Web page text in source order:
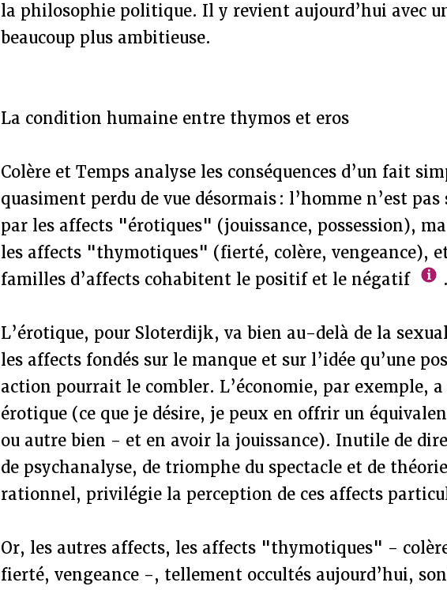
la philosophie politique. Il y revient aujourd’hui avec
beaucoup plus ambitieuse.
La condition humaine entre thymos et eros
Colère et Temps analyse les conséquences d’un fait
quasiment perdu de vue désormais : l’homme n’est
par les affects "érotiques" (jouissance, possession),
les affects "thymotiques" (fierté, colère, vengeance),
familles d’affects cohabitent le positif et le négatif
.
L’érotique, pour Sloterdijk, va bien au-delà de la
les affects fondés sur le manque et sur l’idée qu’une
action pourrait le combler. L’économie, par exemple,
érotique (ce que je désire, je peux en offrir un
ou autre bien - et en avoir la jouissance). Inutile de
de psychanalyse, de triomphe du spectacle et de
rationnel, privilégie la perception de ces affects
Or, les autres affects, les affects "thymotiques" -
fierté, vengeance -, tellement occultés aujourd’hui,